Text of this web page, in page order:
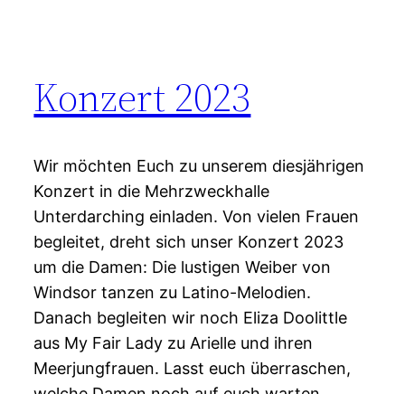
Konzert 2023
Wir möchten Euch zu unserem diesjährigen
Konzert in die Mehrzweckhalle
Unterdarching einladen. Von vielen Frauen
begleitet, dreht sich unser Konzert 2023
um die Damen: Die lustigen Weiber von
Windsor tanzen zu Latino-Melodien.
Danach begleiten wir noch Eliza Doolittle
aus My Fair Lady zu Arielle und ihren
Meerjungfrauen. Lasst euch überraschen,